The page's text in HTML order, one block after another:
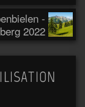
-
2022